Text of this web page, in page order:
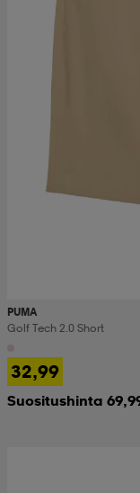
PUMA
Golf Tech 2.0 Short
32,99
Suositushinta